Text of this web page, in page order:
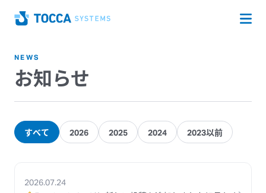
Home
NEWS
お知らせ
すべて 2026 2025 2024 2023以前
2026.07.24